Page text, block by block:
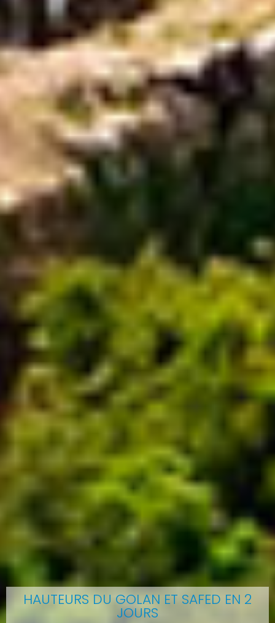
HAUTEURS DU GOLAN ET SAFED EN 2
JOURS